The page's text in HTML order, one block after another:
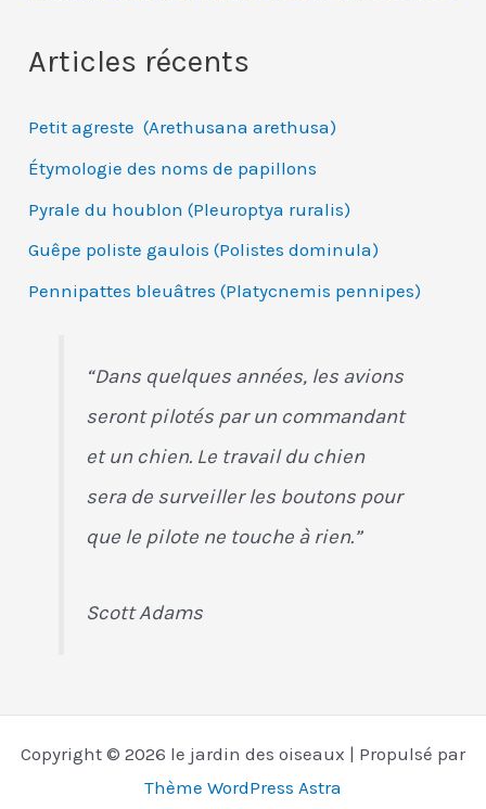
Articles récents
Petit agreste (Arethusana arethusa)
Étymologie des noms de papillons
Pyrale du houblon (Pleuroptya ruralis)
Guêpe poliste gaulois (Polistes dominula)
Pennipattes bleuâtres (Platycnemis pennipes)
“Dans quelques années, les avions
seront pilotés par un commandant
et un chien. Le travail du chien
sera de surveiller les boutons pour
que le pilote ne touche à rien.”
Scott Adams
Copyright © 2026 le jardin des oiseaux | Propulsé par
Thème WordPress Astra